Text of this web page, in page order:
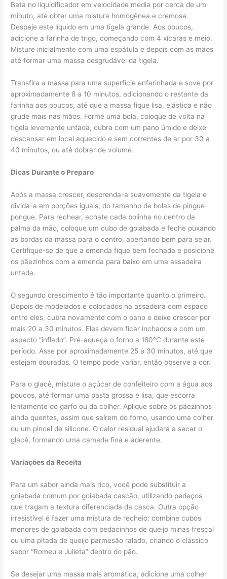
Bata no liquidificador em velocidade média por cerca de um
minuto, até obter uma mistura homogênea e cremosa.
Despeje este líquido em uma tigela grande. Aos poucos,
adicione a farinha de trigo, começando com 4 xícaras e meio.
Misture inicialmente com uma espátula e depois com as mãos
até formar uma massa desgrudável da tigela.
Transfira a massa para uma superfície enfarinhada e sove por
aproximadamente 8 a 10 minutos, adicionando o restante da
farinha aos poucos, até que a massa fique lisa, elástica e não
grude mais nas mãos. Forme uma bola, coloque de volta na
tigela levemente untada, cubra com um pano úmido e deixe
descansar em local aquecido e sem correntes de ar por 30 a
40 minutos, ou até dobrar de volume.
Dicas Durante o Preparo
Após a massa crescer, desprenda-a suavemente da tigela e
divida-a em porções iguais, do tamanho de bolas de pingue-
pongue. Para rechear, achate cada bolinha no centro da
palma da mão, coloque um cubo de goiabada e feche puxando
as bordas da massa para o centro, apertando bem para selar.
Certifique-se de que a emenda fique bem fechada e posicione
os pãezinhos com a emenda para baixo em uma assadeira
untada.
O segundo crescimento é tão importante quanto o primeiro.
Depois de modelados e colocados na assadeira com espaço
entre eles, cubra novamente com o pano e deixe crescer por
mais 20 a 30 minutos. Eles devem ficar inchados e com um
aspecto “inflado”. Pré-aqueça o forno a 180°C durante este
período. Asse por aproximadamente 25 a 30 minutos, até que
estejam dourados. O tempo pode variar, então observe a cor.
Para o glacê, misture o açúcar de confeiteiro com a água aos
poucos, até formar uma pasta grossa e lisa, que escorra
lentamente do garfo ou da colher. Aplique sobre os pãezinhos
ainda quentes, assim que saírem do forno, usando uma colher
ou um pincel de silicone. O calor residual ajudará a secar o
glacê, formando uma camada fina e aderente.
Variações da Receita
Para um sabor ainda mais rico, você pode substituir a
goiabada comum por goiabada cascão, utilizando pedaços
que tragam a textura diferenciada da casca. Outra opção
irresistível é fazer uma mistura de recheio: combine cubos
menores de goiabada com pedacinhos de queijo minas frescal
ou uma pitada de queijo parmesão ralado, criando o clássico
sabor “Romeu e Julieta” dentro do pão.
Se desejar uma massa mais aromática, adicione uma colher